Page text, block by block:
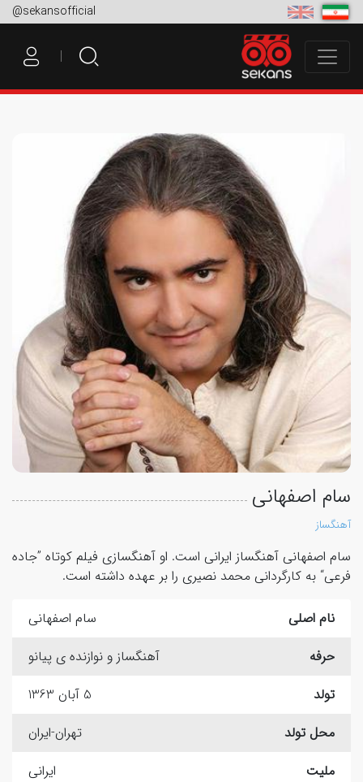
@sekansofficial
سام اصفهانی
آهنگساز
سام اصفهانی آهنگساز ایرانی است. او آهنگسازی فیلم کوتاه ”جاده
فرعی“ به کارگردانی محمد نصیری را بر عهده داشته است.
نام اصلی
سام اصفهانی
حرفه
آهنگساز و نوازنده ی پیانو
تولد
5 آبان 1363
محل تولد
تهران-ایران
ملیت
ایرانی